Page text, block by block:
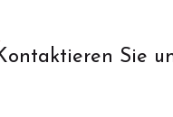
Sie